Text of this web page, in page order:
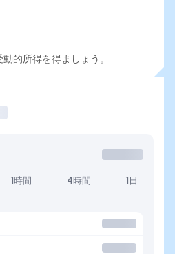
的所得を得ましょう。
1時間 4時間 1日